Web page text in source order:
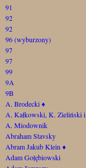
91
92
92
96 (wyburzony)
97
97
99
9A
9B
A. Brodecki♦
A. Kałkowski, K. Zieliński
A. Miodownik
Abraham Stavsky
Abram Jakub Klein ♦
Adam Gołębiowski